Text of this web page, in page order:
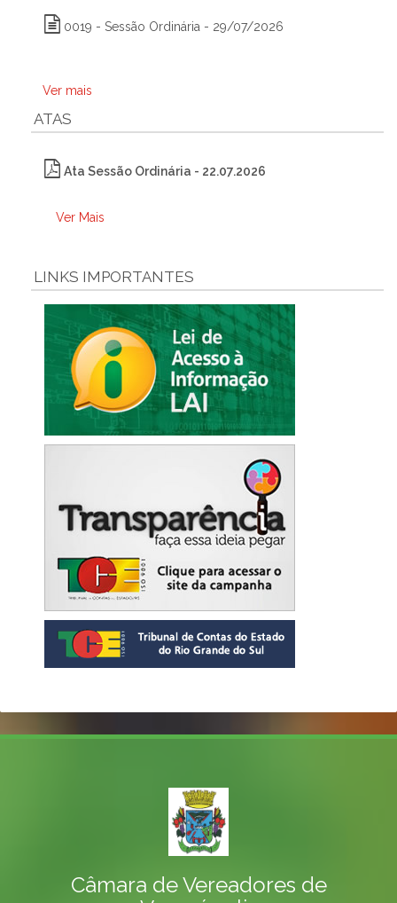
0019 - Sessão Ordinária - 29/07/2026
Ver mais
ATAS
Ata Sessão Ordinária - 22.07.2026
Ver Mais
LINKS IMPORTANTES
Câmara de Vereadores de